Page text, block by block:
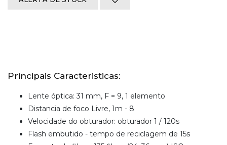
Principais Caracteristicas:
Lente óptica: 31 mm, F = 9, 1 elemento
Distancia de foco Livre, 1m - 8
Velocidade do obturador: obturador 1 / 120s
Flash embutido - tempo de reciclagem de 15s